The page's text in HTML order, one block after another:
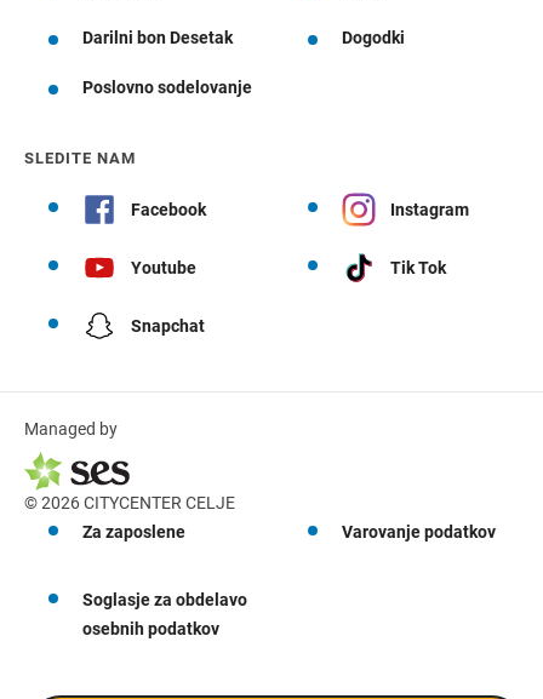
Darilni bon Desetak Dogodki
Poslovno sodelovanje
SLEDITE NAM
Facebook Instagram
Youtube Tik Tok
Snapchat
Managed by
© 2026 CITYCENTER CELJE
Za zaposlene
Varovanje podatkov
Soglasje za obdelavo
osebnih podatkov